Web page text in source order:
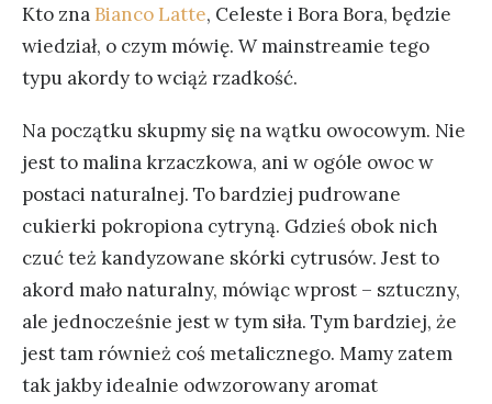
Kto zna Bianco Latte, Celeste i Bora Bora, będzie
wiedział, o czym mówię. W mainstreamie tego
typu akordy to wciąż rzadkość.
Na początku skupmy się na wątku owocowym. Nie
jest to malina krzaczkowa, ani w ogóle owoc w
postaci naturalnej. To bardziej pudrowane
cukierki pokropiona cytryną. Gdzieś obok nich
czuć też kandyzowane skórki cytrusów. Jest to
akord mało naturalny, mówiąc wprost – sztuczny,
ale jednocześnie jest w tym siła. Tym bardziej, że
jest tam również coś metalicznego. Mamy zatem
tak jakby idealnie odwzorowany aromat